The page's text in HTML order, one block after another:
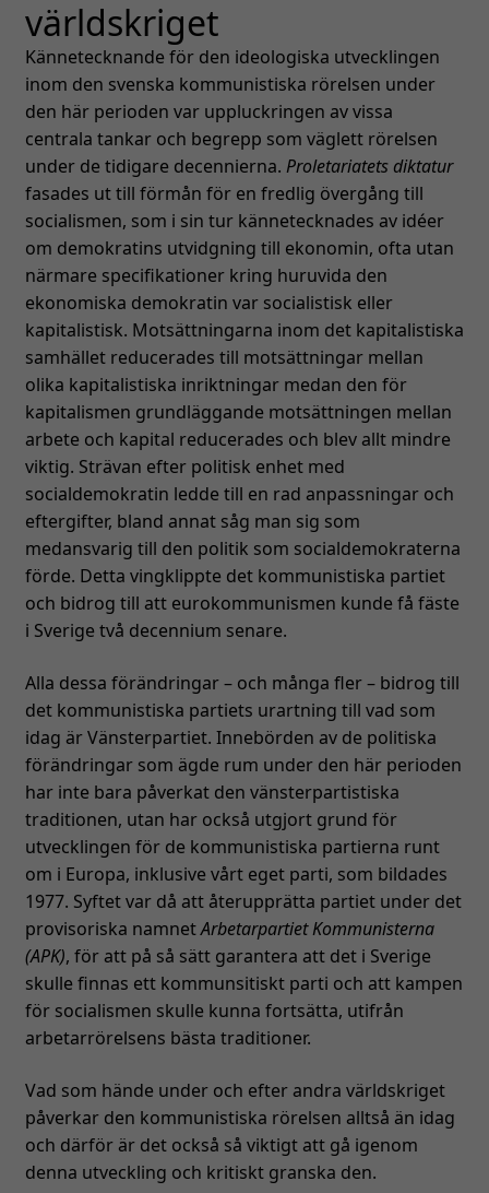
världskriget
Kännetecknande för den ideologiska utvecklingen
inom den svenska kommunistiska rörelsen under
den här perioden var uppluckringen av vissa
centrala tankar och begrepp som väglett rörelsen
under de tidigare decennierna. Proletariatets diktatur
fasades ut till förmån för en fredlig övergång till
socialismen, som i sin tur kännetecknades av idéer
om demokratins utvidgning till ekonomin, ofta utan
närmare specifikationer kring huruvida den
ekonomiska demokratin var socialistisk eller
kapitalistisk. Motsättningarna inom det kapitalistiska
samhället reducerades till motsättningar mellan
olika kapitalistiska inriktningar medan den för
kapitalismen grundläggande motsättningen mellan
arbete och kapital reducerades och blev allt mindre
viktig. Strävan efter politisk enhet med
socialdemokratin ledde till en rad anpassningar och
eftergifter, bland annat såg man sig som
medansvarig till den politik som socialdemokraterna
förde. Detta vingklippte det kommunistiska partiet
och bidrog till att eurokommunismen kunde få fäste
i Sverige två decennium senare.
Alla dessa förändringar – och många fler – bidrog till
det kommunistiska partiets urartning till vad som
idag är Vänsterpartiet. Innebörden av de politiska
förändringar som ägde rum under den här perioden
har inte bara påverkat den vänsterpartistiska
traditionen, utan har också utgjort grund för
utvecklingen för de kommunistiska partierna runt
om i Europa, inklusive vårt eget parti, som bildades
1977. Syftet var då att återupprätta partiet under det
provisoriska namnetArbetarpartiet Kommunisterna
(APK), för att på så sätt garantera att det i Sverige
skulle finnas ett kommunsitiskt parti och att kampen
för socialismen skulle kunna fortsätta, utifrån
arbetarrörelsens bästa traditioner.
Vad som hände under och efter andra världskriget
påverkar den kommunistiska rörelsen alltså än idag
och därför är det också så viktigt att gå igenom
denna utveckling och kritiskt granska den.